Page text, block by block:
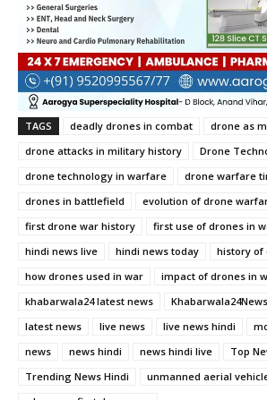
TAGS deadly drones in combat
drone as
drone attacks in military history
Drone
drone technology in warfare
drone warfare
drones in battlefield
evolution of drone
first drone war history
first use of drones in
hindi news live
hindi news today
history of
how drones used in war
impact of drones in
khabarwala24 latest news
Khabarwala24News
latest news
live news live news hindi
news
news hindi news hindi live Top
Trending News Hindi
unmanned aerial